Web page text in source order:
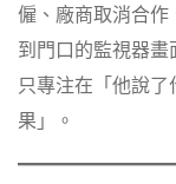
僱、廠商取消合
到門口的監視器
只專注在「他說
果」。